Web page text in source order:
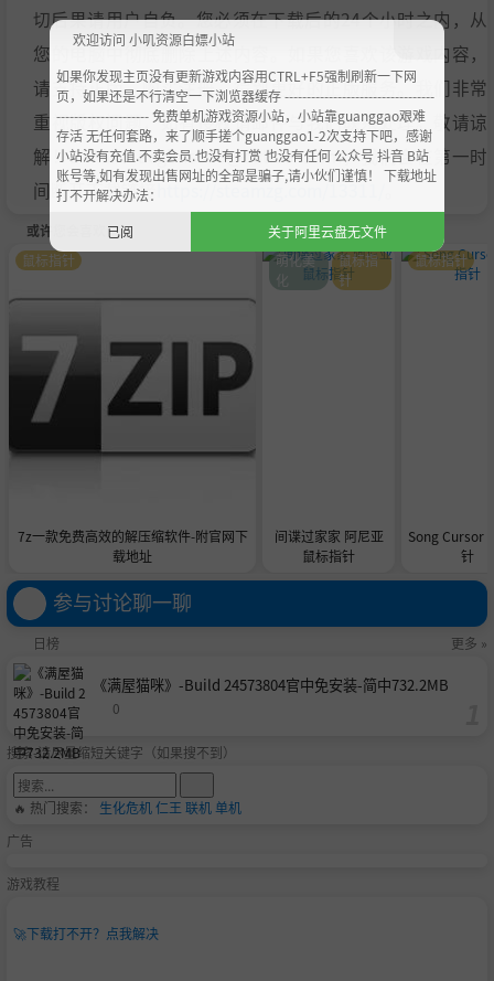
切后果请用户自负。您必须在下载后的24个小时之内，从
您的电脑中彻底删除上述内容。如果您喜欢该游戏内容，
请支持正版，购买注册，得到更好的正版服务。我们非常
重视版权问题，如有侵权请邮件与我们联系处理。敬请谅
解！E-mail：acgbns666@outlook.com，我们会在第一时
间断开下载链接 https://steamzg.com/13311/ 。
或许您会喜欢
7z一款免费高效的解压缩软件-附官网下
载地址
鼠标指针
间谍过家家 阿尼亚
鼠标指针
萌化美
化
鼠标指
针
Song Cursor
针
鼠标指针
参与讨论聊一聊
日榜 更多 »
《满屋猫咪》-Build 24573804官中免安装-简中732.2MB
0
搜索-请尽量缩短关键字（如果搜不到）
🔥 热门搜索： 生化危机仁王 联机单机
广告
游戏教程
🚀下载打不开？点我解决
欢迎访问 小叽资源白嫖小站
如果你发现主页没有更新游戏内容用CTRL+F5强制刷新一下网
页，如果还是不行清空一下浏览器缓存 ----------------------------------
--------------------- 免费单机游戏资源小站，小站靠guanggao艰难
存活 无任何套路，来了顺手搓个guanggao1-2次支持下吧，感谢
小站没有充值.不卖会员.也没有打赏 也没有任何 公众号 抖音 B站
账号等,如有发现出售网址的全部是骗子,请小伙们谨慎！ 下载地址
打不开解决办法：
已阅
关于阿里云盘无文件